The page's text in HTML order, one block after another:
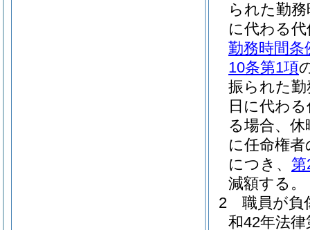
られた勤
に代わる
勤務時間条
10条第1項
振られた
日に代わ
る場合、
に任命権
につき、 第
減額する。
2
職員が負
和42年法律